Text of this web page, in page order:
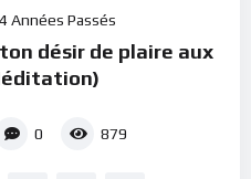
4 Années Passés
désir de plaire aux
0 879